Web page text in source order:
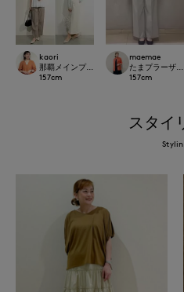
kaori
那覇メインプレイスI.T.'S.international
157cm
maemae
たまプラーザ
157cm
スタイ